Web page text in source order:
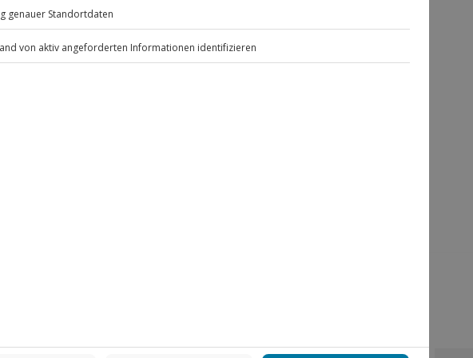
ein Bier-Tasting (bei dem
werden)
Brauereiführung mit
außer an bundesweiten